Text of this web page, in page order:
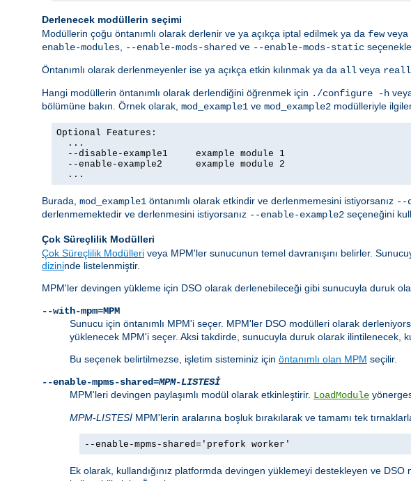
Derlenecek modüllerin seçimi
Modüllerin çoğu öntanımlı olarak derlenir ve ya açıkça iptal edilmek ya da fewveya
enable-modules
--enable-mods-shared ve --enable-mods-static
Öntanımlı olarak derlenmeyenler ise ya açıkça etkin kılınmak ya da all veya
Hangi modüllerin öntanımlı olarak derlendiğini öğrenmek için ./configure -h
bölümüne bakın. Örnek olarak, mod_example1 ve mod_example2 modülleriyle
Optional Features:
  ...
  --disable-example1     example module 1
  --enable-example2      example module 2
  ...
Burada, mod_example1 öntanımlı olarak etkindir ve derlenmemesini istiyorsanız --
derlenmemektedir ve derlenmesini istiyorsanız --enable-example2 seçeneğini
Çok Süreçlilik Modülleri
Çok Süreçlilik Modülleri veya MPM'ler sunucunun temel davranışını belirler.
dizininde listelenmiştir.
MPM'ler devingen yükleme için DSO olarak derlenebileceği gibi sunucuyla duruk
--with-mpm=MPM
Sunucu için öntanımlı MPM'i seçer. MPM'ler DSO modülleri olarak
yüklenecek MPM'i seçer. Aksi takdirde, sunucuyla duruk olarak ilintilenecek,
Bu seçenek belirtilmezse, işletim sisteminiz için öntanımlı olan MPM seçilir.
--enable-mpms-shared=MPM-LISTESİ
MPM'leri devingen paylaşımlı modül olarak etkinleştirir. LoadModule
MPM-LISTESİ MPM'lerin aralarına boşluk bırakılarak ve tamamı tek
--enable-mpms-shared='prefork worker'
Ek olarak, kullandığınız platformda devingen yüklemeyi destekleyen ve